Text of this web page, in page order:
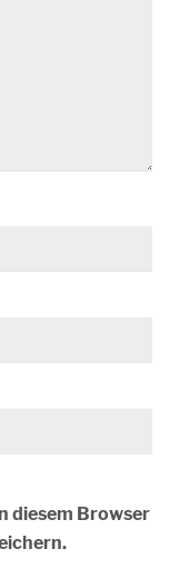
diesem Browser